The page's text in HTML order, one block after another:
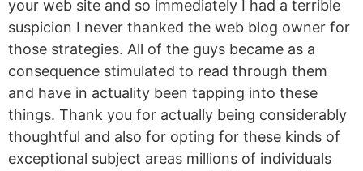
your web site and so immediately I had a terrible
suspicion I never thanked the web blog owner for
those strategies. All of the guys became as a
consequence stimulated to read through them
and have in actuality been tapping into these
things. Thank you for actually being considerably
thoughtful and also for opting for these kinds of
exceptional subject areas millions of individuals